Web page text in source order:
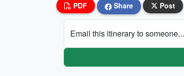
PDF Share Post
Email this itinerary to someone...